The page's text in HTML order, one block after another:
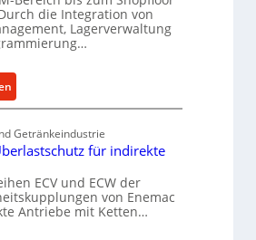
n
d
l
a
t
r
e
b
die Integration von
Lagerverwaltung
V
r
e
t
z
Getränkeindustrie
für indirekte
ECV und ECW der
von Enemac
Antriebe mit Ketten…